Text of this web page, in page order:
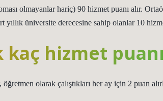
olmayanlar hariç) 90 hizmet puanı alır.
üniversite derecesine sahip olanlar 10
hizmet
öğretmen olarak çalıştıkları her ay için 2 puan